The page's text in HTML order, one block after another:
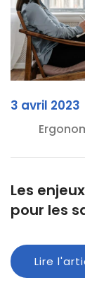
3 avril 2023
Les
pour les
Lire